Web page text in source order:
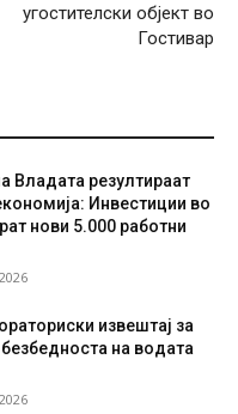
угостителски објект во
Гостивар
Владата резултираат
Инвестиции во
нови 5.000 работни
извештај за
на водата